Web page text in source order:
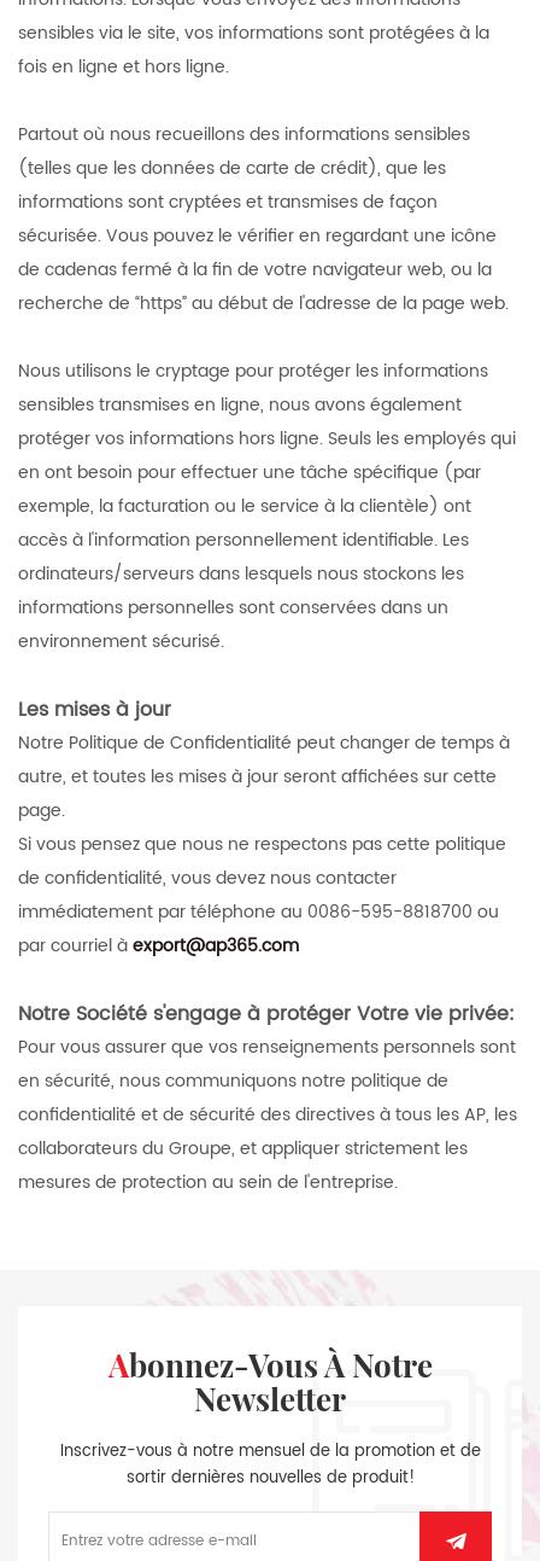
sensibles via le site, vos informations sont protégées à la
fois en ligne et hors ligne.
Partout où nous recueillons des informations sensibles
(telles que les données de carte de crédit), que les
informations sont cryptées et transmises de façon
sécurisée. Vous pouvez le vérifier en regardant une icône
de cadenas fermé à la fin de votre navigateur web, ou la
recherche de “https” au début de l'adresse de la page web.
Nous utilisons le cryptage pour protéger les informations
sensibles transmises en ligne, nous avons également
protéger vos informations hors ligne. Seuls les employés qui
en ont besoin pour effectuer une tâche spécifique (par
exemple, la facturation ou le service à la clientèle) ont
accès à l'information personnellement identifiable. Les
ordinateurs/serveurs dans lesquels nous stockons les
informations personnelles sont conservées dans un
environnement sécurisé.
Les mises à jour
Notre Politique de Confidentialité peut changer de temps à
autre, et toutes les mises à jour seront affichées sur cette
page.
Si vous pensez que nous ne respectons pas cette politique
de confidentialité, vous devez nous contacter
immédiatement par téléphone au 0086-595-8818700 ou
par courriel àexport@ap365.com
Notre Société s'engage à protéger Votre vie privée:
Pour vous assurer que vos renseignements personnels sont
en sécurité, nous communiquons notre politique de
confidentialité et de sécurité des directives à tous les AP, les
collaborateurs du Groupe, et appliquer strictement les
mesures de protection au sein de l'entreprise.
Abonnez-Vous À Notre
Newsletter
Inscrivez-vous à notre mensuel de la promotion et de
sortir dernières nouvelles de produit!